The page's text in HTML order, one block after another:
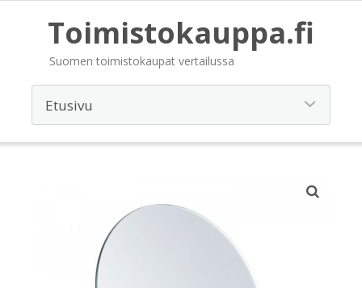
Toimistokauppa.fi
Suomen toimistokaupat vertailussa